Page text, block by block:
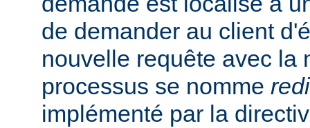
de demander au client
nouvelle requête avec la
processus se nomme
implémenté par la